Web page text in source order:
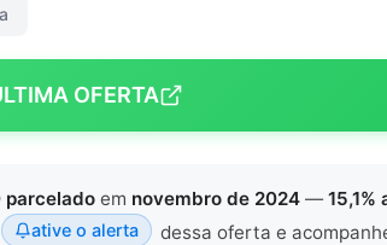
OFERTA
parcelado em novembro de 2024 —15,1%
ative o alerta
dessa oferta e